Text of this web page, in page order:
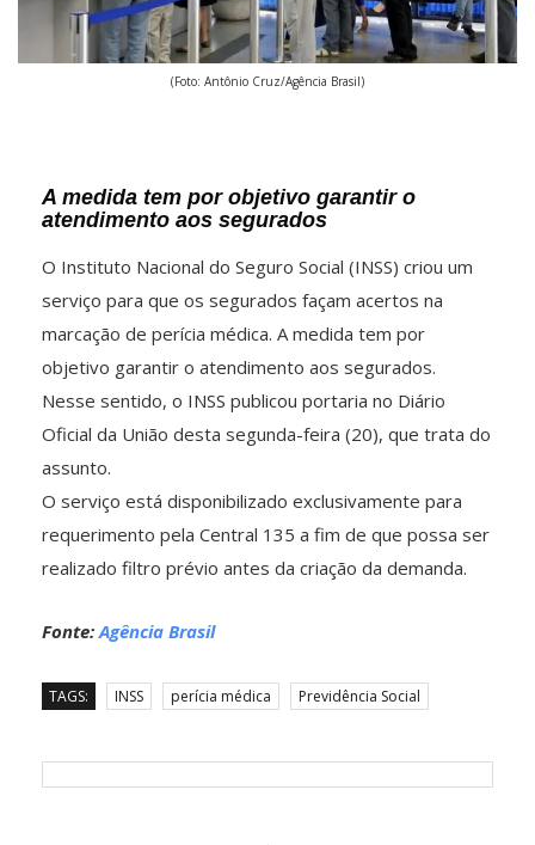
(Foto: Antônio Cruz/Agência Brasil)
A medida tem por objetivo garantir o
atendimento aos segurados
O Instituto Nacional do Seguro Social (INSS) criou um
serviço para que os segurados façam acertos na
marcação de perícia médica. A medida tem por
objetivo garantir o atendimento aos segurados.
Nesse sentido, o INSS publicou portaria no Diário
Oficial da União desta segunda-feira (20), que trata do
assunto.
O serviço está disponibilizado exclusivamente para
requerimento pela Central 135 a fim de que possa ser
realizado filtro prévio antes da criação da demanda.
Fonte:Agência Brasil
TAGS: INSS perícia médica Previdência Social